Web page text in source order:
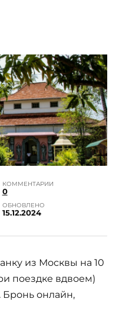
КОММЕНТАРИИ
0
ОБНОВЛЕНО
15.12.2024
из Москвы на 10
поездке вдвоем)
Бронь онлайн,